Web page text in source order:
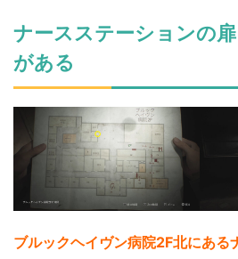
ナースステーションの
がある
ブルックヘイヴン病院2F北にある